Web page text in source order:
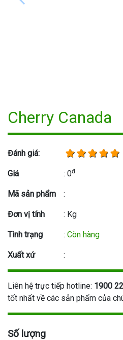
Cherry Canada
Đánh giá:
Giá : 0đ
Mã sản phẩm :
Đơn vị tính : Kg
Tình trạng : Còn hàng
Xuất xứ :
Liên hệ trực tiếp hotline: 1900
tốt nhất về các sản phẩm của
Số lượng